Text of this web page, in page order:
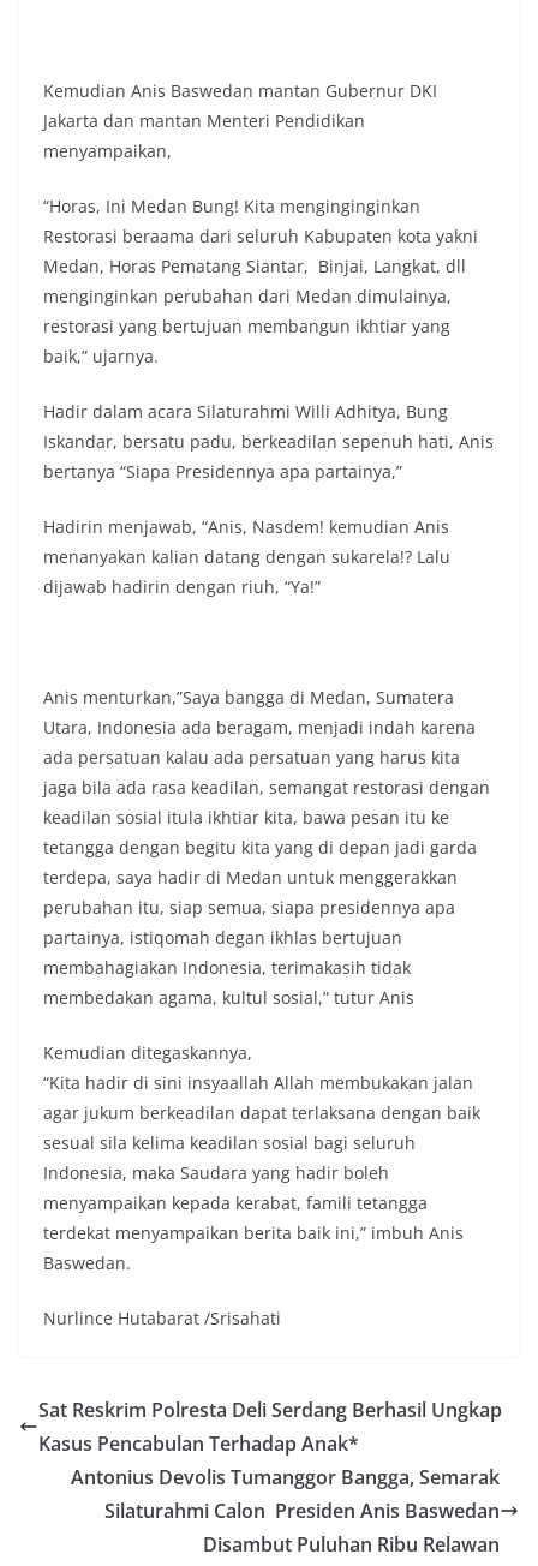
rencananya akan terus dilaksanakan secara rutin
oleh Bhabinkamtibmas di wilayah Kelurahan
Sunggal sebagai bagian dari upaya menciptakan
sekaligus menumbuhkan semangat nasionalisme
warga dalam menyambut Hari Kemerdekaan RI.
Bhabinkamtibmas Polsek Medan Sunggal
Sambangi Warga Kelurahan Sunggal, Ingatkan
Pemasangan Bendera Merah Putih Jelang HUT
Kemerdekaan RI‎‎Medan, 5 Agustus 2026 — Dalam
rangka menyambut Hari Ulang Tahun
Kemerdekaan Republik Indonesia yang ke-
Sunggal, Aiptu Muliyadi Suraukur, melaksanakan
kegiatan sambang Door to Door System (DDS)
kepada warga di wilayah Kelurahan Sunggal,
Kecamatan Medan Sunggal, pada Rabu
pukul 09.00 WIB hingga selesai, menyasar rumah-
rumah warga di beberapa lingkungan yang ada di
kelurahan tersebut.‎Sambang Langsung ke Rumah
Warga‎Dalam kegiatan ini, Aiptu Muliyadi
kamtibmas. Kehadiran petugas disambut baik
oleh warga, yang sebagian besar tengah bersiap
menyambut momentum HUT Kemerdekaan RI
dengan berbagai persiapan di lingkungan
masing-masing.‎Dalam dialog yang berlangsung
akrab, Bhabinkamtibmas menyapa warga,
menanyakan kondisi keamanan dan kenyamanan
lingkungan tempat tinggal, serta membuka ruang
komunikasi dua arah agar warga dapat
menyampaikan keluhan maupun informasi terkait
situasi kamtibmas di sekitar mereka.‎‎‎Salah satu
poin utama yang disampaikan dalam kegiatan
sambang ini adalah imbauan kepada warga untuk
memasang bendera Merah Putih secara penuh,
penghormatan dan rasa cinta tanah air
menjelang perayaan HUT Kemerdekaan RI.
Petugas mengingatkan bahwa pemasangan
bendera dengan benar merupakan salah satu
wujud nyata partisipasi masyarakat dalam
memperingati hari bersejarah bangsa
Indonesia.‎‎”Kami mengimbau kepada seluruh
warga agar mulai mempersiapkan dan memasang
bendera Merah Putih di depan rumah masing-
masing secara penuh. Ini adalah bentuk
perjuangan para pahlawan yang telah merebut
agar warga memperhatikan kondisi bendera yang
akan dikibarkan, memastikan bendera dalam
keadaan bersih, tidak sobek, dan layak untuk
dikibarkan sebagai simbol kehormatan
negara.‎‎‎Selain menyampaikan imbauan terkait
bendera, kegiatan sambang DDS ini juga
dimanfaatkan sebagai sarana deteksi dini (early
Kemudian Anis Baswedan mantan Gubernur DKI
Jakarta dan mantan Menteri Pendidikan
menyampaikan,
“Horas, Ini Medan Bung! Kita menginginginkan
Restorasi beraama dari seluruh Kabupaten kota yakni
Medan, Horas Pematang Siantar, Binjai, Langkat, dll
menginginkan perubahan dari Medan dimulainya,
restorasi yang bertujuan membangun ikhtiar yang
baik,” ujarnya.
Hadir dalam acara Silaturahmi Willi Adhitya, Bung
Iskandar, bersatu padu, berkeadilan sepenuh hati, Anis
bertanya “Siapa Presidennya apa partainya,”
Hadirin menjawab, “Anis, Nasdem! kemudian Anis
menanyakan kalian datang dengan sukarela!? Lalu
dijawab hadirin dengan riuh, “Ya!”
Anis menturkan,”Saya bangga di Medan, Sumatera
Utara, Indonesia ada beragam, menjadi indah karena
ada persatuan kalau ada persatuan yang harus kita
jaga bila ada rasa keadilan, semangat restorasi dengan
keadilan sosial itula ikhtiar kita, bawa pesan itu ke
tetangga dengan begitu kita yang di depan jadi garda
terdepa, saya hadir di Medan untuk menggerakkan
perubahan itu, siap semua, siapa presidennya apa
partainya, istiqomah degan ikhlas bertujuan
membahagiakan Indonesia, terimakasih tidak
membedakan agama, kultul sosial,” tutur Anis
Kemudian ditegaskannya,
“Kita hadir di sini insyaallah Allah membukakan jalan
agar jukum berkeadilan dapat terlaksana dengan baik
sesual sila kelima keadilan sosial bagi seluruh
Indonesia, maka Saudara yang hadir boleh
menyampaikan kepada kerabat, famili tetangga
terdekat menyampaikan berita baik ini,” imbuh Anis
Baswedan.
Nurlince Hutabarat /Srisahati
Sat Reskrim Polresta Deli Serdang Berhasil Ungkap
Kasus Pencabulan Terhadap Anak*
Antonius Devolis Tumanggor Bangga, Semarak
Silaturahmi Calon Presiden Anis Baswedan
Disambut Puluhan Ribu Relawan